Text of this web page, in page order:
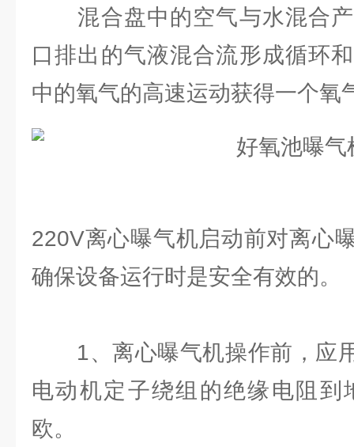
混合盘中的空气与水混合产
口排出的气液混合流形成循环
中的氧气的高速运动获得一个
220V离心曝气机启动前对离心
确保设备运行时是安全有效的。
1、离心曝气机操作前，应
电动机定子绕组的绝缘电阻到
欧。